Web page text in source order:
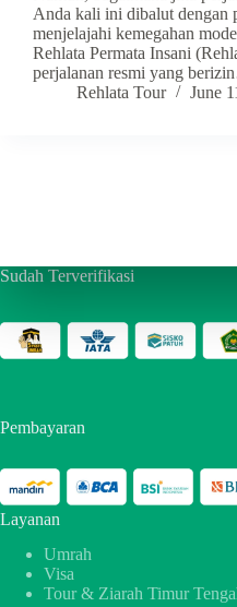
Anda kali ini dibalut dengan
menjelajahi kemegahan
Rehlata Permata Insani
perjalanan resmi yang
Rehlata Tour
June
Sudah Terverifikasi
Pembayaran
Layanan
Umrah
Visa
Tour & Ziarah Timur